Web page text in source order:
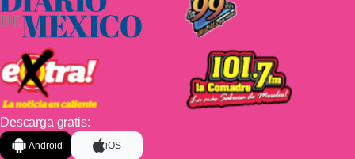
Descarga gratis:
Android iOS